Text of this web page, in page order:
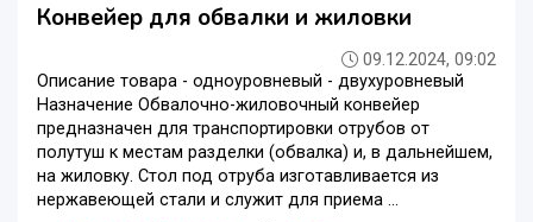
Конвейер для обвалки и жиловки
09.12.2024, 09:02
Описание товара - одноуровневый - двухуровневый
Назначение Обвалочно-жиловочный конвейер
предназначен для транспортировки отрубов от
полутуш к местам разделки (обвалка) и, в дальнейшем,
на жиловку. Стол под отруба изготавливается из
нержавеющей стали и служит для приема ...